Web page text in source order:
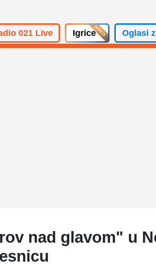
021 Live Igrice Oglasi
nad glavom" u